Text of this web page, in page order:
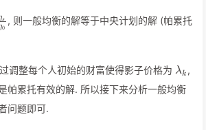
0
s
, 则一般均衡的解等于中央计划的解 (帕累托
调整每个人初始的财富使得影子价格为 λk ,
帕累托有效的解. 所以接下来分析一般均衡
问题即可.